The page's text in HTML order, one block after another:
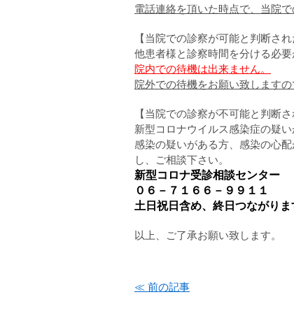
電話連絡を頂いた時点で、当院
【当院での診察が可能と判断され
他患者様と診察時間を分ける必
院内での待機は出来ません。
院外での待機をお願い致しますの
【当院での診察が不可能と判断さ
新型コロナウイルス感染症の疑
感染の疑いがある方、感染の心
し、ご相談下さい。
新型コロナ受診相談センター
０６－７１６６－９９１１
土日祝日含め、終日つながりま
以上、ご了承お願い致します。
森山クリニ
≪ 前の記事